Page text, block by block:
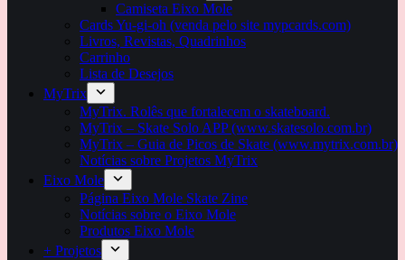
Camiseta Eixo Mole
Cards Yu-gi-oh (venda pelo site mypcards.com)
Livros, Revistas, Quadrinhos
Carrinho
Lista de Desejos
MyTrix
MyTrix. Rolês que fortalecem o skateboard.
MyTrix – Skate Solo APP (www.skatesolo.com.br)
MyTrix – Guia de Picos de Skate (www.mytrix.com.br)
Notícias sobre Projetos MyTrix
Eixo Mole
Página Eixo Mole Skate Zine
Notícias sobre o Eixo Mole
Produtos Eixo Mole
+ Projetos